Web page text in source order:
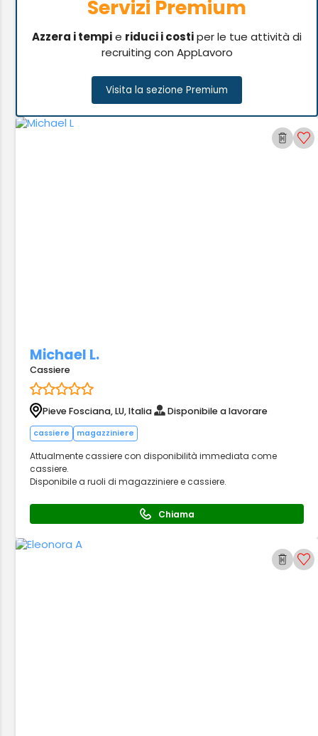
Servizi Premium
Azzera i tempie riduci i costiper le tue attività di
recruiting con AppLavoro
Visita la sezione Premium
Michael L.
Cassiere
Pieve Fosciana, LU, Italia Disponibile a lavorare
cassiere magazziniere
Attualmente cassiere con disponibilità immediata come
cassiere.
Disponibile a ruoli di magazziniere e cassiere.
Chiama